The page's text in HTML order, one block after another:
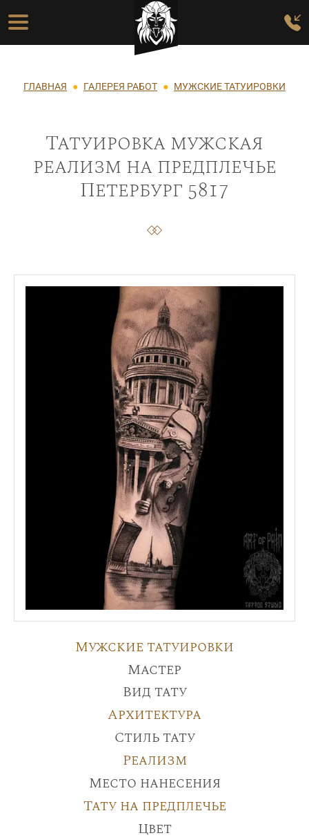
Перейти к основному содержанию
Основная навигация
Строка навигации
ГЛАВНАЯ ГАЛЕРЕЯ РАБОТ МУЖСКИЕ ТАТУИРОВКИ
Татуировка мужская
реализм на предплечье
Петербург 5817
Мужские татуировки
Мастер
Вид тату
Архитектура
Стиль тату
Реализм
Место нанесения
Тату на предплечье
Цвет